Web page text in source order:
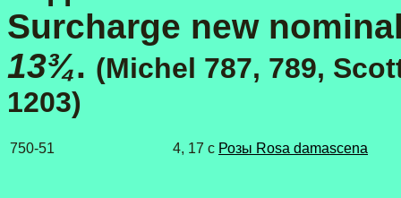
Surcharge new
13¾. (Michel 787, 789,
1203)
750-51 4, 17 c Розы Rosa damascena